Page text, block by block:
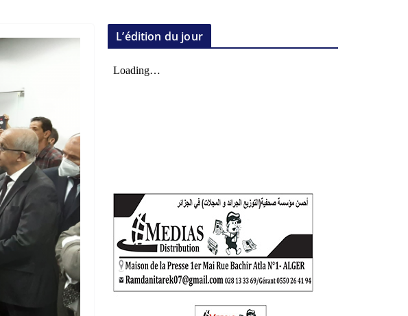
L’édition du jour